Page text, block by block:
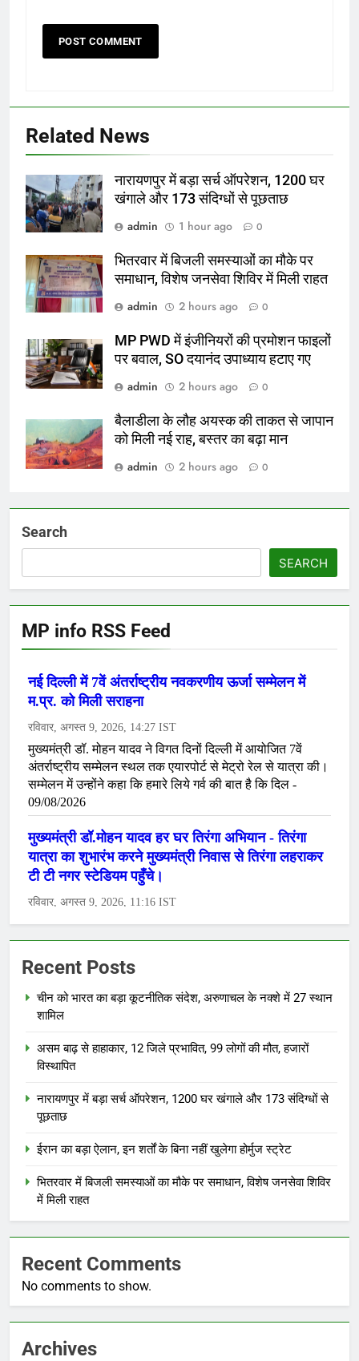
Related News
नारायणपुर में बड़ा सर्च ऑपरेशन, 1200 घर
खंगाले और 173 संदिग्धों से पूछताछ
admin
1 hour ago 0
भितरवार में बिजली समस्याओं का मौके पर
समाधान, विशेष जनसेवा शिविर में मिली राहत
admin
2 hours ago 0
MP PWD में इंजीनियरों की प्रमोशन फाइलों
पर बवाल, SO दयानंद उपाध्याय हटाए गए
admin
2 hours ago 0
बैलाडीला के लौह अयस्क की ताकत से जापान
को मिली नई राह, बस्तर का बढ़ा मान
admin
2 hours ago 0
Search
SEARCH
MP info RSS Feed
Recent Posts
चीन को भारत का बड़ा कूटनीतिक संदेश, अरुणाचल के नक्शे में 27 स्थान
शामिल
असम बाढ़ से हाहाकार, 12 जिले प्रभावित, 99 लोगों की मौत, हजारों
विस्थापित
नारायणपुर में बड़ा सर्च ऑपरेशन, 1200 घर खंगाले और 173 संदिग्धों से
पूछताछ
ईरान का बड़ा ऐलान, इन शर्तों के बिना नहीं खुलेगा होर्मुज स्ट्रेट
भितरवार में बिजली समस्याओं का मौके पर समाधान, विशेष जनसेवा शिविर
में मिली राहत
Recent Comments
No comments to show.
Archives